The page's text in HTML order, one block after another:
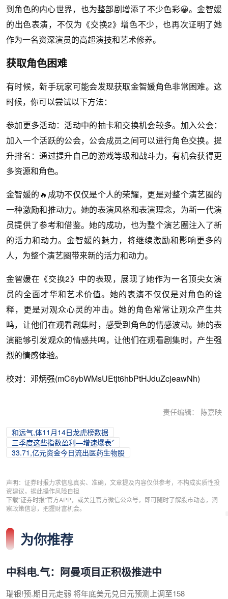
到角色的内心世界，也为整部剧增添了不少色彩😀。金智媛
的出色表演，不仅为《交换2》增色不少，也再次证明了她
作为一名资深演员的高超演技和艺术修养。
获取角色困难
有时候，新手玩家可能会发现获取金智媛角色非常困难。这
时候，你可以尝试以下方法：
参加更多活动：活动中的抽卡和交换机会较多。加入公会：
加入一个活跃的公会，公会成员之间可以进行角色交换。提
升排名：通过提升自己的游戏等级和战斗力，有机会获得更
多资源和角色。
金智媛的🔥成功不仅仅是个人的荣耀，更是对整个演艺圈的
一种激励和推动力。她的表演风格和表演理念，为新一代演
员提供了参考和借鉴。她的成功，也为整个演艺圈注入了新
的活力和动力。金智媛的魅力，将继续激励和影响更多的
人，为整个演艺圈带来新的活力和动力。
金智媛在《交换2》中的表现，展现了她作为一名顶尖女演
员的全面才华和艺术价值。她的表演不仅仅是对角色的诠
释，更是对观众心灵的冲击。她的角色常常让观众产生共
鸣，让他们在观看剧集时，感受到角色的情感波动。她的表
演能够引发观众的情感共鸣，让他们在观看剧集时，产生强
烈的情感体验。
校对：邓炳强(mC6ybWMsUEtjt6hbPtHJduZcjeawNh)
责任编辑： 陈嘉映
和远气,体11月14日龙虎榜数据
三季度这些指数盈利—增速爆表‘’
33.71,亿元资金今日流出医药生物股
声明：证券时报力求信息真实、准确，文章提及内容仅供参考，不构成实质性投
资建议，据此操作风险自担
下载"证券时报"官方APP，或关注官方微信公众号，即可随时了解股市动态，洞
察政策信息，把握财富机会。
为你推荐
中科电.气：阿曼项目正积极推进中
瑞银!预.期日元走弱 将年底美元兑日元预测上调至158